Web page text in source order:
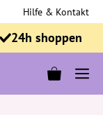
Hilfe & Kontakt
24h shoppen